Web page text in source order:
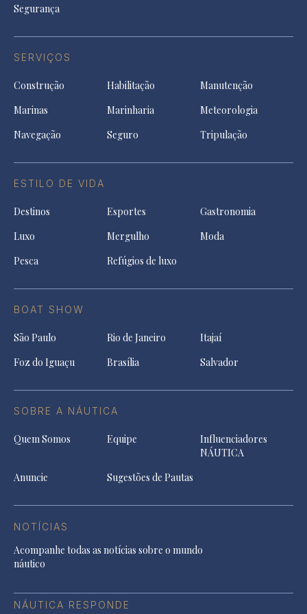
Segurança
SERVIÇOS
Construção Habilitação
Manutenção
Marinas
Marinharia
Meteorologia
Navegação
Seguro Tripulação
ESTILO DE VIDA
Destinos Esportes
Gastronomia
Luxo
Mergulho
Moda
Pesca
Refúgios de luxo
BOAT SHOW
São Paulo Rio de Janeiro
Itajaí
Foz do Iguaçu
Brasília Salvador
SOBRE A NÁUTICA
Quem Somos Equipe
Influenciadores
NÁUTICA
Anuncie
Sugestões de Pautas
NOTÍCIAS
Acompanhe todas as notícias sobre o mundo
náutico
NÁUTICA RESPONDE